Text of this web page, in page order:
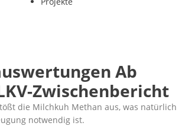
Ab
Zwischenbericht
die Milchkuh Methan aus, was natürlich
notwendig ist.